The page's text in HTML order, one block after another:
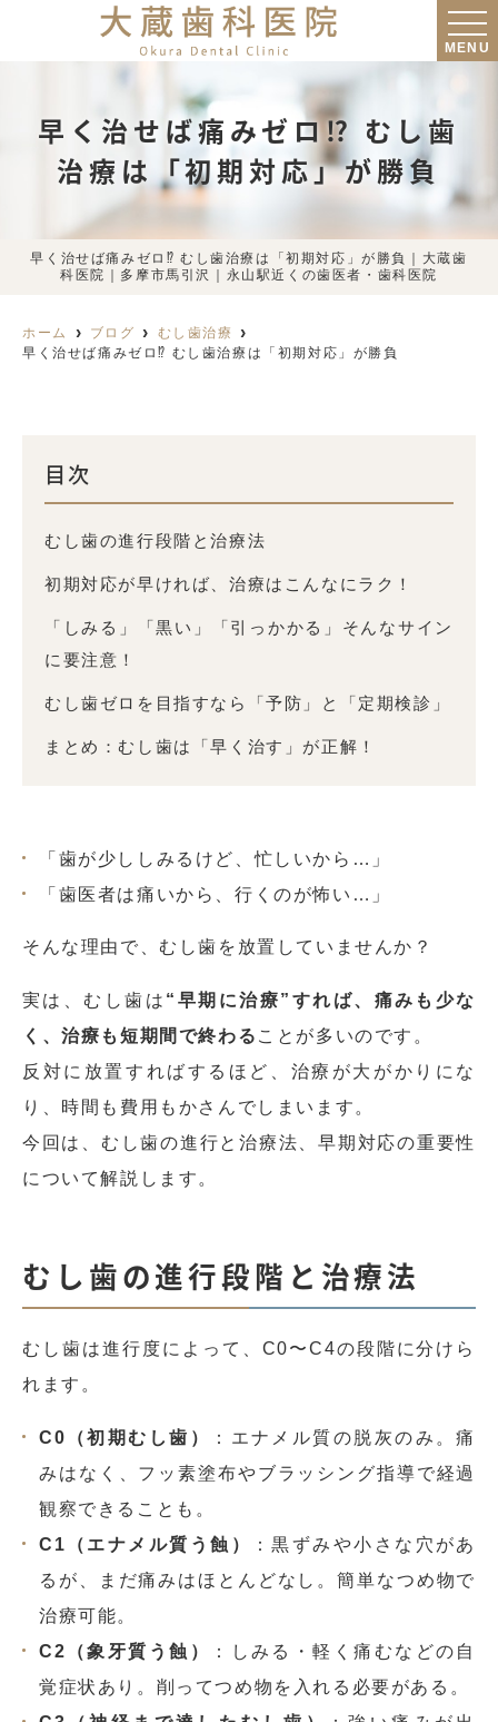
MENU
早く治せば痛みゼロ⁉︎ むし歯
治療は「初期対応」が勝負
早く治せば痛みゼロ⁉︎ むし歯治療は「初期対応」が勝負｜大蔵歯
科医院｜多摩市馬引沢｜永山駅近くの歯医者・歯科医院
ホーム ブログ
むし歯治療
早く治せば痛みゼロ⁉︎ むし歯治療は「初期対応」が勝負
目次
むし歯の進行段階と治療法
初期対応が早ければ、治療はこんなにラク！
「しみる」「黒い」「引っかかる」そんなサイン
に要注意！
むし歯ゼロを目指すなら「予防」と「定期検診」
まとめ：むし歯は「早く治す」が正解！
「歯が少ししみるけど、忙しいから…」
「歯医者は痛いから、行くのが怖い…」
そんな理由で、むし歯を放置していませんか？
実は、むし歯は “早期に治療”すれば、痛みも少な
く、治療も短期間で終わる ことが多いのです。
反対に放置すればするほど、治療が大がかりにな
り、時間も費用もかさんでしまいます。
今回は、むし歯の進行と治療法、早期対応の重要性
について解説します。
むし歯の進行段階と治療法
むし歯は進行度によって、C0〜C4の段階に分けら
れます。
C0（初期むし歯）
：エナメル質の脱灰のみ。痛
みはなく、フッ素塗布やブラッシング指導で経過
観察できることも。
C1（エナメル質う蝕）
：黒ずみや小さな穴があ
るが、まだ痛みはほとんどなし。簡単なつめ物で
治療可能。
C2（象牙質う蝕）
：しみる・軽く痛むなどの自
覚症状あり。削ってつめ物を入れる必要がある。